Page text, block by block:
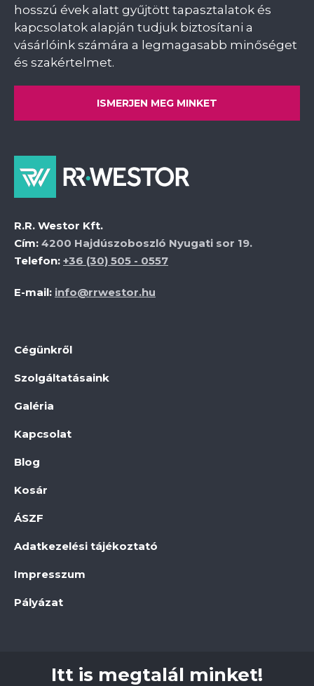
hosszú évek alatt gyűjtött tapasztalatok és
kapcsolatok alapján tudjuk biztosítani a
vásárlóink számára a legmagasabb minőséget
és szakértelmet.
ISMERJEN MEG MINKET
R.R. Westor Kft.
Cím: 4200 Hajdúszoboszló Nyugati sor 19.
Telefon: +36 (30) 505 - 0557
E-mail: info@rrwestor.hu
Cégünkről
Szolgáltatásaink
Galéria
Kapcsolat
Blog
Kosár
ÁSZF
Adatkezelési tájékoztató
Impresszum
Pályázat
Itt is megtalál minket!